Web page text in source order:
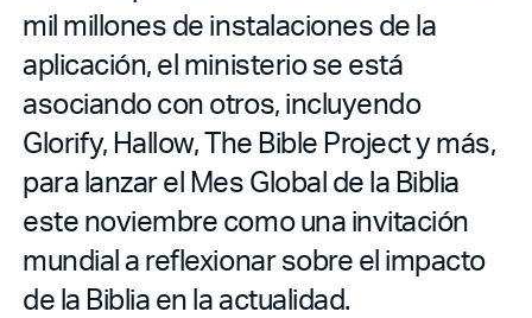
mil millones de instalaciones de la
aplicación, el ministerio se está
asociando con otros, incluyendo
Glorify, Hallow, The Bible Project y más,
para lanzar el Mes Global de la Biblia
este noviembre como una invitación
mundial a reflexionar sobre el impacto
de la Biblia en la actualidad.